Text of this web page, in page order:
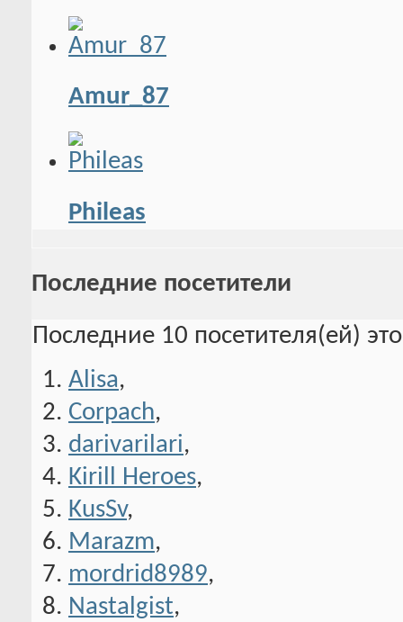
Amur_87
Phileas
Последние посетители
Последние 10 посетителя(ей)
Alisa,
Corpach,
darivarilari,
Kirill Heroes,
KusSv,
Marazm,
mordrid8989,
Nastalgist,